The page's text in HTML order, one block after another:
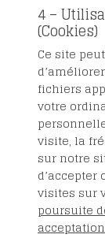
4 –
(Cookies)
Ce site
fichiers
votre
visite, la
sur notre
visites sur
poursuite